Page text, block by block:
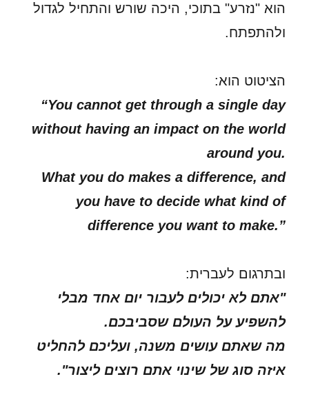
הוא "נזרע" בתוכי, היכה שורש והתחיל לגדול
ולהתפתח.
הציטוט הוא:
“You cannot get through a single day
without having an impact on the world
around you.
What you do makes a difference, and
you have to decide what kind of
difference you want to make.”
ובתרגום לעברית:
"אתם לא יכולים לעבור יום אחד מבלי
להשפיע על העולם שסביבכם.
מה שאתם עושים משנה, ועליכם להחליט
איזה סוג של שינוי אתם רוצים ליצור".